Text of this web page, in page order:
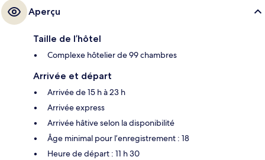
Aperçu
Taille de l’hôtel
Complexe hôtelier de 99 chambres
Arrivée et départ
Arrivée de 15 h à 23 h
Arrivée express
Arrivée hâtive selon la disponibilité
Âge minimal pour l’enregistrement : 18
Heure de départ : 11 h 30